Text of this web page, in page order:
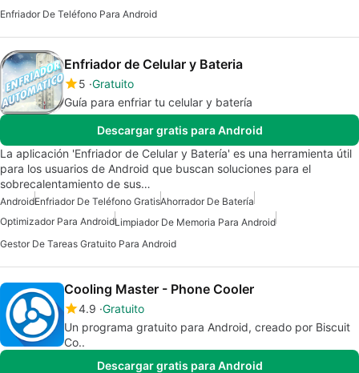
Enfriador De Teléfono Para Android
Enfriador de Celular y Bateria
5 Gratuito
Guía para enfriar tu celular y batería
Descargar gratis para Android
La aplicación 'Enfriador de Celular y Batería' es una herramienta útil
para los usuarios de Android que buscan soluciones para el
sobrecalentamiento de sus…
AndroidEnfriador De Teléfono GratisAhorrador De Batería
Optimizador Para AndroidLimpiador De Memoria Para Android
Gestor De Tareas Gratuito Para Android
Cooling Master - Phone Cooler
4.9 Gratuito
Un programa gratuito para Android, creado por Biscuit
Co..
Descargar gratis para Android